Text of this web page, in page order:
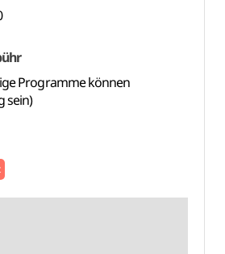
Programme können
sein)